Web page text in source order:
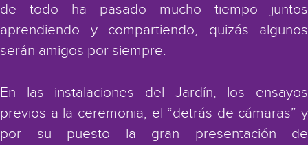
de todo ha pasado mucho tiempo juntos
aprendiendo y compartiendo, quizás algunos
serán amigos por siempre.
En las instalaciones del Jardín, los ensayos
previos a la ceremonia, el “detrás de cámaras” y
por su puesto la gran presentación de